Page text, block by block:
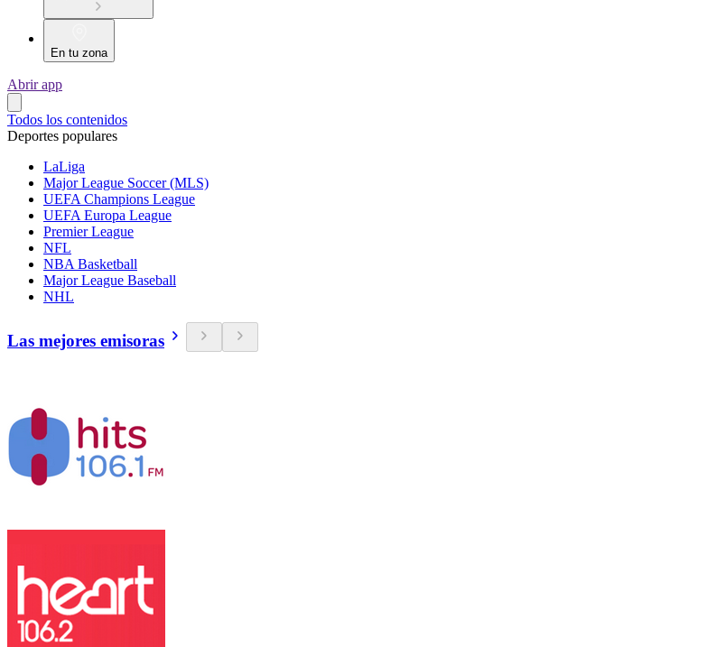
En tu zona
Abrir app
Todos los contenidos
Deportes populares
LaLiga
Major League Soccer (MLS)
UEFA Champions League
UEFA Europa League
Premier League
NFL
NBA Basketball
Major League Baseball
NHL
Las mejores emisoras